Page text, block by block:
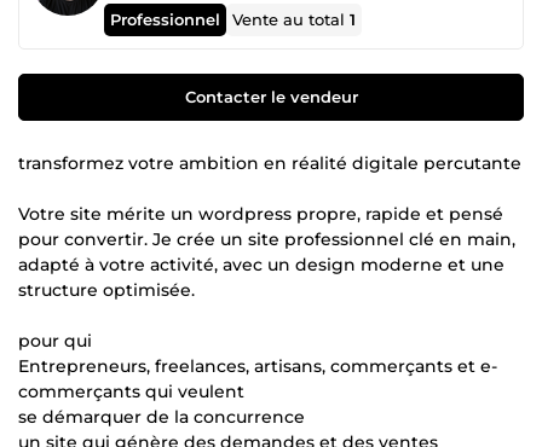
Professionnel Vente au total1
Contacter le vendeur
transformez votre ambition en réalité digitale percutante
Votre site mérite un wordpress propre, rapide et pensé
pour convertir. Je crée un site professionnel clé en main,
adapté à votre activité, avec un design moderne et une
structure optimisée.
pour qui
Entrepreneurs, freelances, artisans, commerçants et e-
commerçants qui veulent
se démarquer de la concurrence
un site qui génère des demandes et des ventes